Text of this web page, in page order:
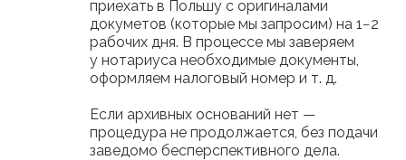
приехать в Польшу с оригиналами
докуметов (которые мы запросим) на 1−2
рабочих дня. В процессе мы заверяем
у нотариуса необходимые документы,
оформляем налоговый номер и т. д.
Если архивных оснований нет —
процедура не продолжается, без подачи
заведомо бесперспективного дела.